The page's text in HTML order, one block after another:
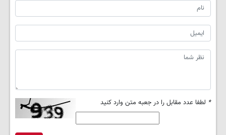
* لطفا عدد مقابل را در جعبه متن وارد کنید